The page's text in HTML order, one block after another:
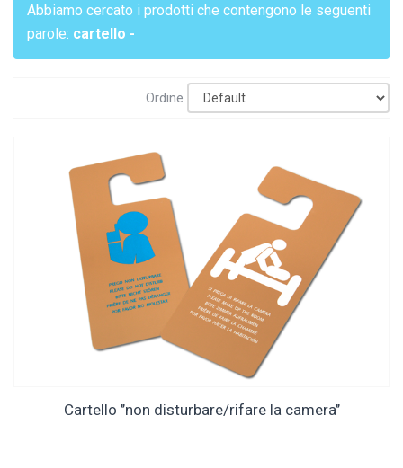
Abbiamo cercato i prodotti che contengono le seguenti
parole: cartello -
Ordine
Cartello ’’non disturbare/rifare la camera’’